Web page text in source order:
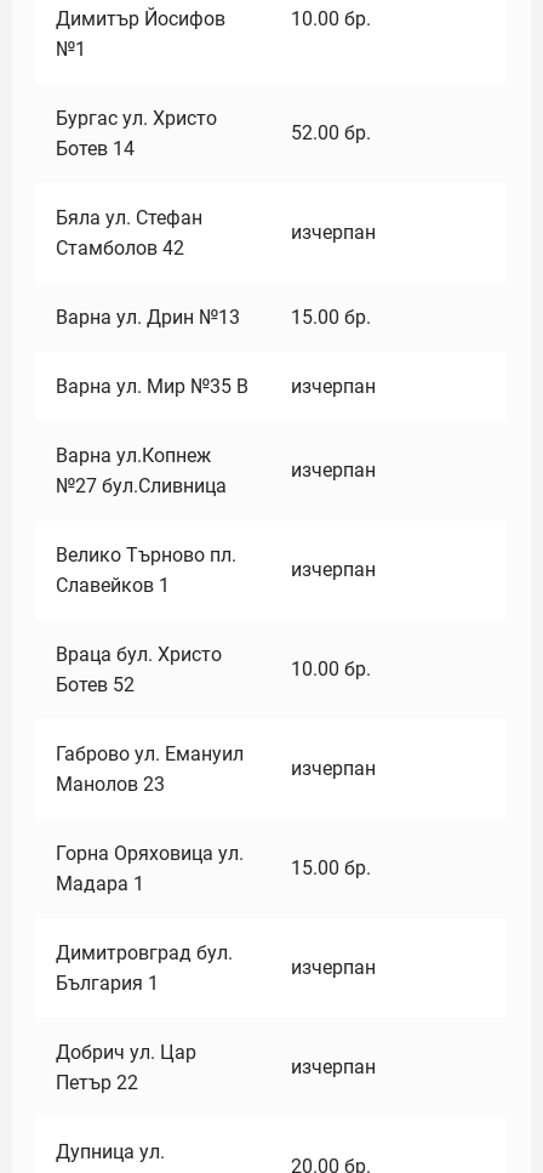
Димитър Йосифов
№1
10.00 бр.
Бургас ул. Христо
Ботев 14
52.00 бр.
Бяла ул. Стефан
Стамболов 42
изчерпан
Варна ул. Дрин №13 15.00 бр.
Варна ул. Мир №35 В изчерпан
Варна ул.Копнеж
№27 бул.Сливница
изчерпан
Велико Търново пл.
Славейков 1
изчерпан
Враца бул. Христо
Ботев 52
10.00 бр.
Габрово ул. Емануил
Манолов 23
изчерпан
Горна Оряховица ул.
Мадара 1
15.00 бр.
Димитровград бул.
България 1
изчерпан
Добрич ул. Цар
Петър 22
изчерпан
Дупница ул.
20.00 бр.